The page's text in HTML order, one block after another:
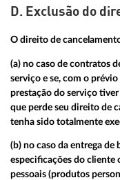
D. Exclusão do
O direito de
(a) no caso de contratos
serviço e se, com o
prestação do serviço
que perde seu direito de
tenha sido totalmente
(b) no caso da entrega de
especificações do cliente
pessoais (produtos